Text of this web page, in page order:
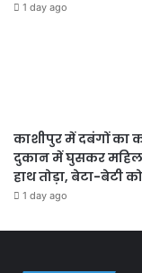
1 day ago
काशीपुर में दबंगों का
दुकान में घुसकर
हाथ तोड़ा, बेटा-बेटी
1 day ago